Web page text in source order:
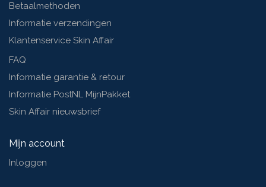
Betaalmethoden
Informatie verzendingen
Klantenservice Skin Affair
FAQ
Informatie garantie & retour
Informatie PostNL MijnPakket
Skin Affair nieuwsbrief
Mijn account
Inloggen